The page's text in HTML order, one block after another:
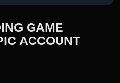
GAME
ACCOUNT